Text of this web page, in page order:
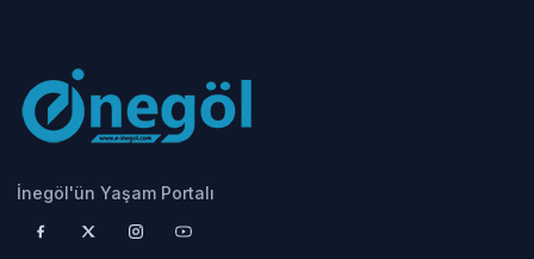
İnegöl'ün Yaşam Portalı